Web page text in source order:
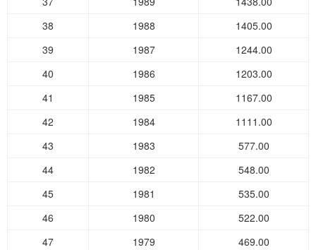
38
1988
1405.00
39
1987
1244.00
40
1986
1203.00
41
1985
1167.00
42
1984
1111.00
43
1983
577.00
44
1982
548.00
45
1981
535.00
46
1980
522.00
47
1979 469.00